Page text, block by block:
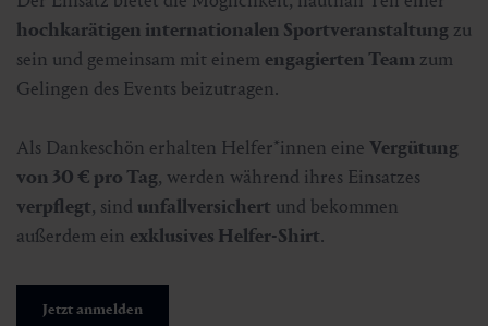
hochkarätigen internationalen Sportveranstaltung zu
sein und gemeinsam mit einem engagierten Team zum
Gelingen des Events beizutragen.
Als Dankeschön erhalten Helfer*innen eine Vergütung
von 30 € pro Tag, werden während ihres Einsatzes
verpflegt, sind unfallversichert und bekommen
außerdem ein exklusives Helfer-Shirt.
Jetzt anmelden